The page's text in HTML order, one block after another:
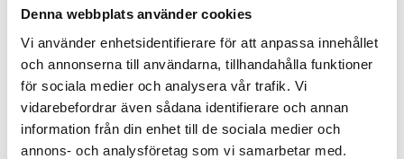
Denna webbplats använder cookies
Vi använder enhetsidentifierare för att anpassa innehållet
och annonserna till användarna, tillhandahålla funktioner
för sociala medier och analysera vår trafik. Vi
vidarebefordrar även sådana identifierare och annan
information från din enhet till de sociala medier och
annons- och analysföretag som vi samarbetar med.
RELATERADE PRODUKTER